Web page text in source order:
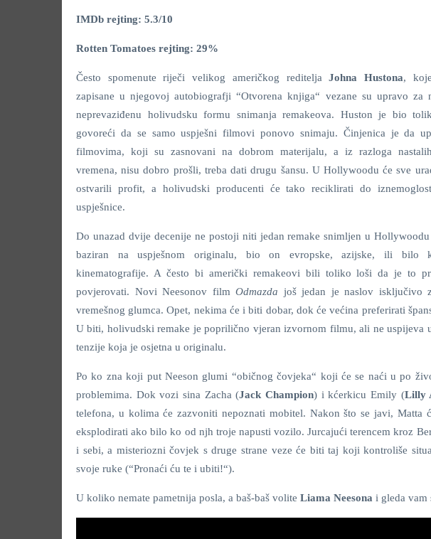
IMDb rejting: 5.3/10
Rotten Tomatoes rejting: 29%
Često spomenute riječi velikog američkog rediteljaJohna Hustona,
zapisane u njegovoj autobiografji “Otvorena knjiga“ vezane su upravo za
neprevaziđenu holivudsku formu snimanja remakeova. Huston je bio
govoreći da se samo uspješni filmovi ponovo snimaju. Činjenica je da
filmovima, koji su zasnovani na dobrom materijalu, a iz razloga
vremena, nisu dobro prošli, treba dati drugu šansu. U Hollywoodu će sve
ostvarili profit, a holivudski producenti će tako reciklirati do
uspješnice.
Do unazad dvije decenije ne postoji niti jedan remake snimljen u
baziran na uspješnom originalu, bio on evropske, azijske, ili bilo
kinematografije. A često bi američki remakeovi bili toliko loši da je to
povjerovati. Novi Neesonov filmOdmazda još jedan je naslov isključivo
vremešnog glumca. Opet, nekima će i biti dobar, dok će većina preferirati
U biti, holivudski remake je poprilično vjeran izvornom filmu, ali ne uspijeva
tenzije koja je osjetna u originalu.
Po ko zna koji put Neeson glumi “običnog čovjeka“ koji će se naći u po
problemima. Dok vozi sina Zacha (Jack Champion) i kćerkicu Emily (Lilly
telefona, u kolima će zazvoniti nepoznati mobitel. Nakon što se javi, Matta
eksplodirati ako bilo ko od njh troje napusti vozilo. Jurcajući terencem kroz
i sebi, a misteriozni čovjek s druge strane veze će biti taj koji kontroliše
svoje ruke (“Pronaći ću te i ubiti!“).
U koliko nemate pametnija posla, a baš-baš volite Liama Neesona i gleda vam